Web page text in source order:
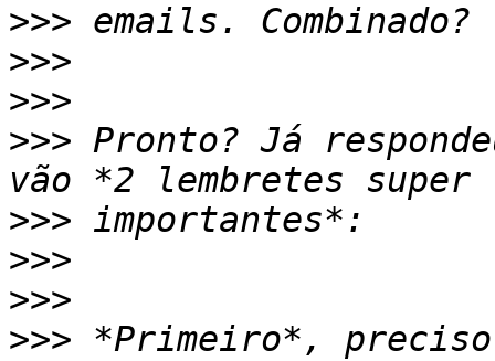
>>>
>>>
>>>
>>> Pronto? Já
>>>
>>>
>>>
>>> *Primeiro*,